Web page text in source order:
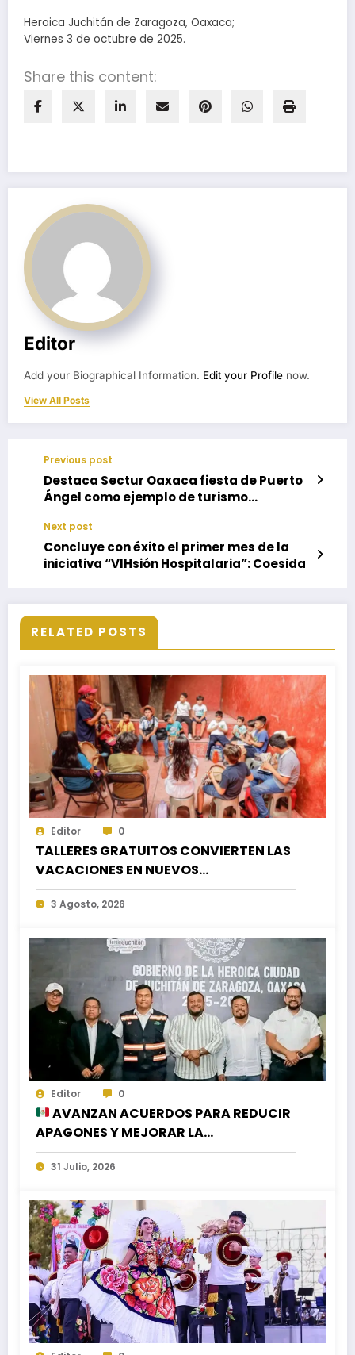
Heroica Juchitán de Zaragoza, Oaxaca;
Viernes 3 de octubre de 2025.
Share this content:
Editor
Add your Biographical Information. Edit your Profile now.
View All Posts
Previous post
Destaca Sectur Oaxaca fiesta de Puerto
Ángel como ejemplo de turismo
Next post
Concluye con éxito el primer mes de la
iniciativa “VIHsión Hospitalaria”: Coesida
RELATED POSTS
Editor 0
TALLERES GRATUITOS CONVIERTEN LAS
VACACIONES EN NUEVOS
APRENDIZAJES PARA LA NIÑEZ
3 Agosto, 2026
Editor 0
AVANZAN ACUERDOS PARA REDUCIR
APAGONES Y MEJORAR LA
DISTRIBUCIÓN DEL AGUA EN LA CIUDAD
31 Julio, 2026